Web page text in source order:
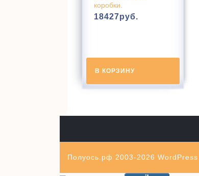
коробки.
18427руб.
В КОРЗИНУ
Полуось.рф 2003-2026